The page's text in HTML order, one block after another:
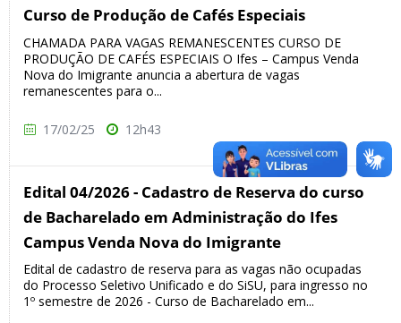
Curso de Produção de Cafés Especiais
CHAMADA PARA VAGAS REMANESCENTES CURSO DE
PRODUÇÃO DE CAFÉS ESPECIAIS O Ifes – Campus Venda
Nova do Imigrante anuncia a abertura de vagas
remanescentes para o...
17/02/25 12h43
Edital 04/2026 - Cadastro de Reserva do curso
de Bacharelado em Administração do Ifes
Campus Venda Nova do Imigrante
Edital de cadastro de reserva para as vagas não ocupadas
do Processo Seletivo Unificado e do SiSU, para ingresso no
1º semestre de 2026 - Curso de Bacharelado em...